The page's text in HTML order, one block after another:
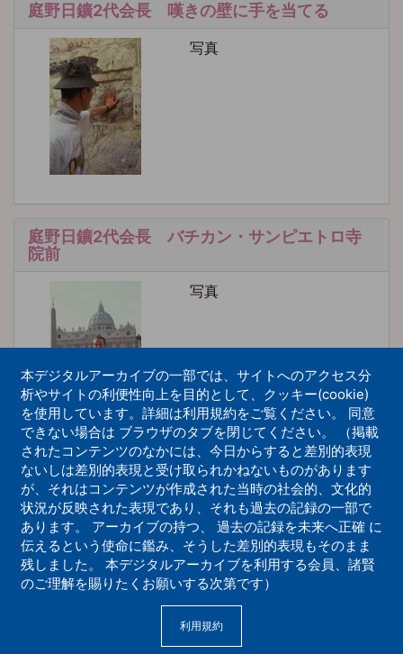
庭野日鑛2代会長 嘆きの壁に手を当てる
写真
庭野日鑛2代会長 バチカン・サンピエトロ寺
院前
写真
一乗宝塔建立式 庭野日鑛2代会長
写真
本デジタルアーカイブの一部では、サイトへのアクセス分
析やサイトの利便性向上を目的として、クッキー(cookie)
を使用しています。詳細は利用規約をご覧ください。 同意
できない場合は ブラウザのタブを閉じてください。 （掲載
されたコンテンツのなかには、今日からすると差別的表現
ないしは差別的表現と受け取られかねないものがあります
が、それはコンテンツが作成された当時の社会的、文化的
状況が反映された表現であり、それも過去の記録の一部で
あります。 アーカイブの持つ、 過去の記録を未来へ正確 に
伝えるという使命に鑑み、そうした差別的表現もそのまま
残しました。 本デジタルアーカイブを利用する会員、諸賢
のご理解を賜りたくお願いする次第です）
利用規約